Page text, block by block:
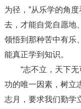
为径，”从乐学的角
去，才能自觉自愿地
领悟到那种苦中有乐
能真正学到知识。
“志不立，天下
功的唯一因素，树立
志月，要求我们勤学